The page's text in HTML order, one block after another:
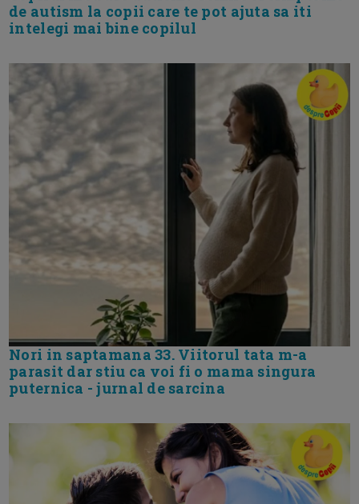
de autism la copii care te pot ajuta sa iti
intelegi mai bine copilul
Nori in saptamana 33. Viitorul tata m-a
parasit dar stiu ca voi fi o mama singura
puternica - jurnal de sarcina